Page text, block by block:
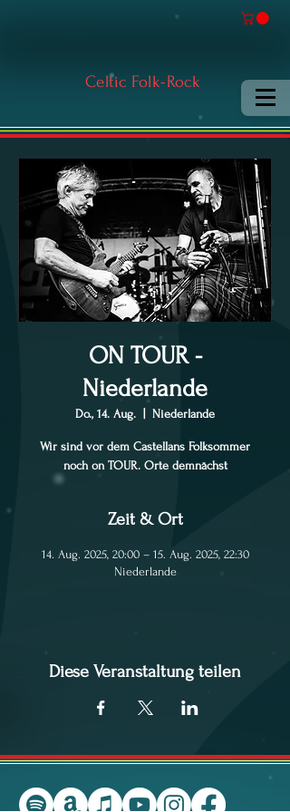
Celtic Folk-Rock
ON TOUR -
Niederlande
Do., 14. Aug. Niederlande
Wir sind vor dem Castellans Folksommer
noch on TOUR. Orte demnächst
Zeit & Ort
14. Aug. 2025, 20:00 – 15. Aug. 2025, 22:30
Niederlande
Diese Veranstaltung teilen